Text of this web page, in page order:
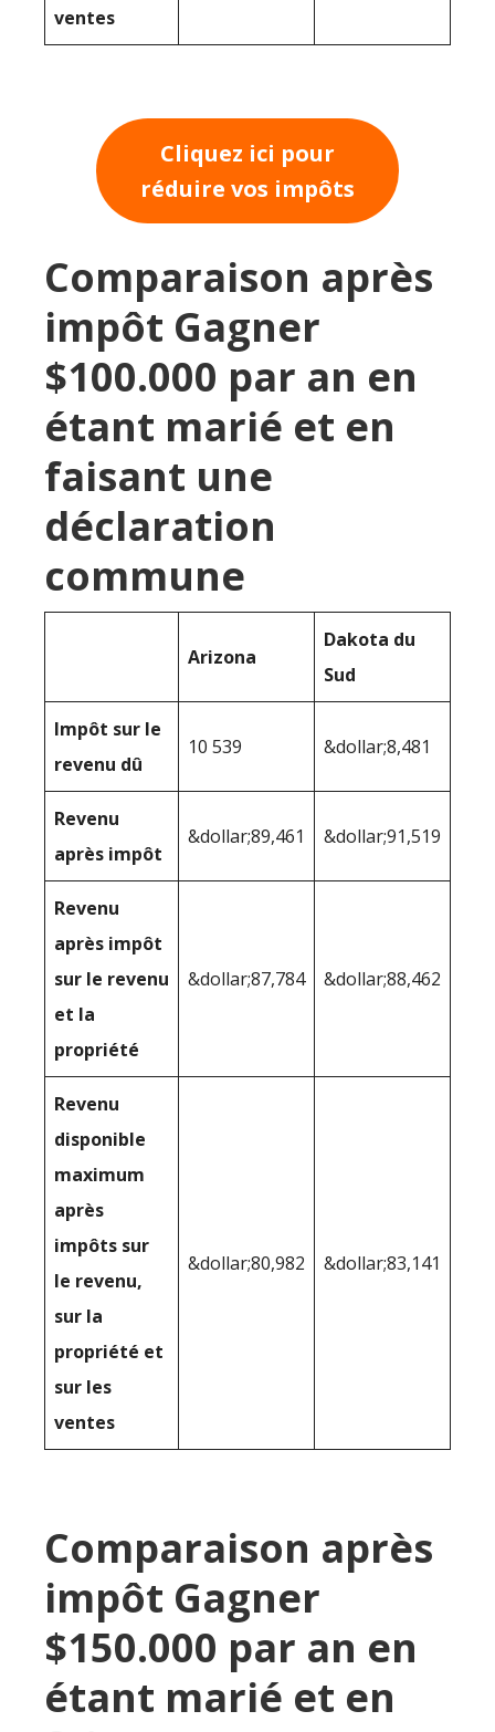
ventes
Cliquez ici pour
réduire vos impôts
Comparaison après
impôt Gagner
$100.000 par an en
étant marié et en
faisant une
déclaration
commune
Arizona
Dakota du
Sud
Impôt sur le
revenu dû
10 539 &dollar;8,481
Revenu
après impôt
&dollar;89,461 &dollar;91,519
Revenu
après impôt
sur le revenu
et la
propriété
&dollar;87,784 &dollar;88,462
Revenu
disponible
maximum
après
impôts sur
le revenu,
sur la
propriété et
sur les
ventes
&dollar;80,982 &dollar;83,141
Comparaison après
impôt Gagner
$150.000 par an en
étant marié et en